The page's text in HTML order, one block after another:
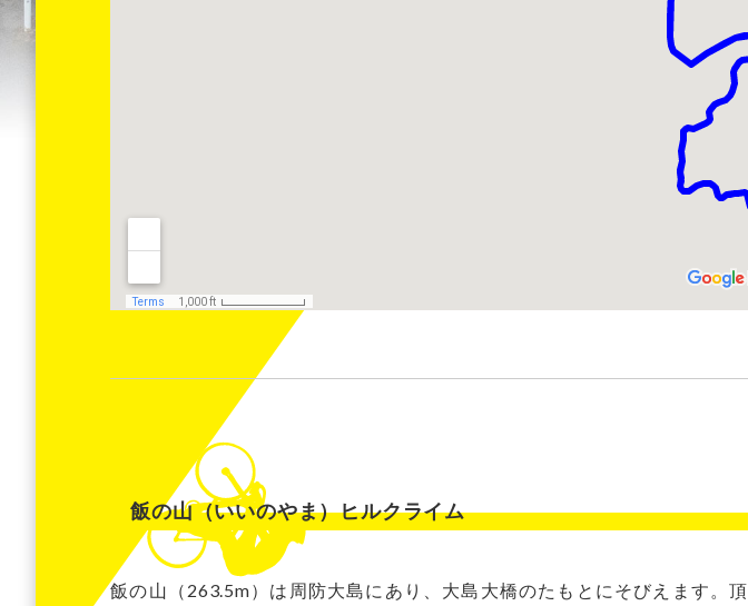
飯の山（いいのやま）ヒルクライム
飯の山（263.5m）は周防大島にあり、大島大橋のたもとにそびえます。頂